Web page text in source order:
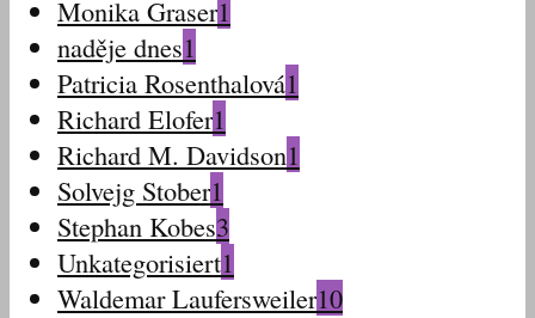
Monika Graser1
naděje dnes1
Patricia Rosenthalová1
Richard Elofer1
Richard M. Davidson1
Solvejg Stober1
Stephan Kobes3
Unkategorisiert1
Waldemar Laufersweiler10